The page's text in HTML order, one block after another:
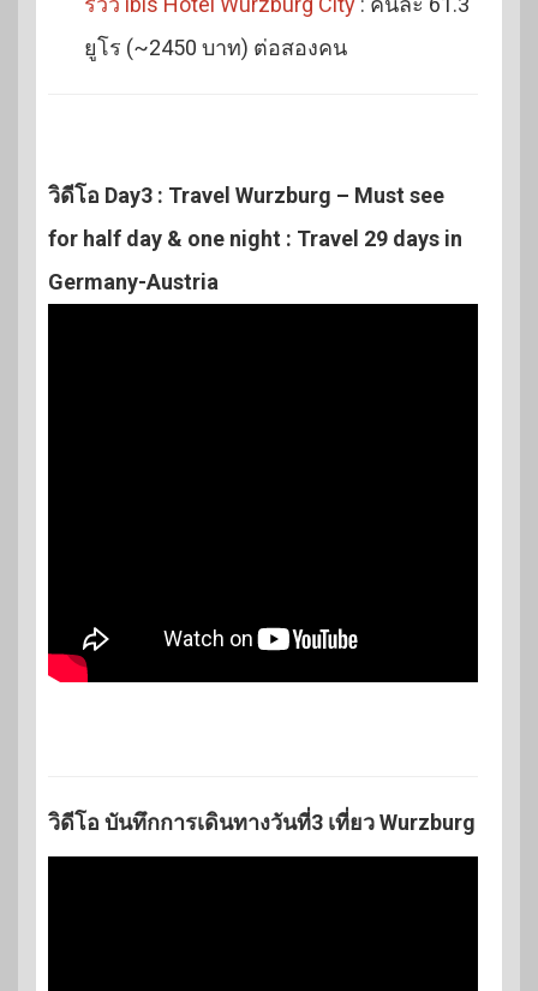
ยูโร (~2450 บาท) ต่อสองคน
วิดีโอ Day3 : Travel Wurzburg – Must see
for half day & one night : Travel 29 days in
Germany-Austria
วิดีโอ บันทึกการเดินทางวันที่3 เที่ยว Wurzburg